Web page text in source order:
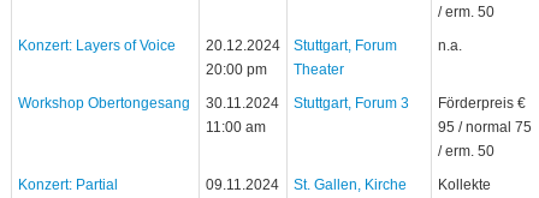
/ erm. 50
Konzert: Layers of Voice
20.12.2024
20:00 pm
Stuttgart, Forum
Theater
n.a.
Workshop Obertongesang
30.11.2024
11:00 am
Stuttgart, Forum 3
Förderpreis €
95 / normal 75
/ erm. 50
Konzert: Partial
09.11.2024
St. Gallen, Kirche
Kollekte